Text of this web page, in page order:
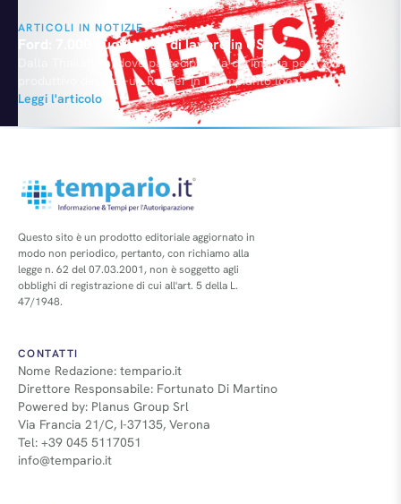
ARTICOLI IN NOTIZIE
Ford: 7.000 nuovi posti di lavoro in USA
Dalla Thailandia, dove partecipa alla cerimonia per l’avvio
produttivo del pick-up Ranger in un impianto locale, il
Presidente Alan Mulally ha annunciato il progetto di creare
7.000 nuovi posti di lavoro in America nel giro di due anni.
Dichiarazioni che lasciano presagire passi avanti nelle
Leggi l'articolo
Questo sito è un prodotto editoriale aggiornato in
modo non periodico, pertanto, con richiamo alla
legge n. 62 del 07.03.2001, non è soggetto agli
obblighi di registrazione di cui all'art. 5 della L.
47/1948.
CONTATTI
Nome Redazione: tempario.it
Direttore Responsabile: Fortunato Di Martino
Powered by: Planus Group Srl
Via Francia 21/C, I-37135, Verona
Tel: +39 045 5117051
info@tempario.it